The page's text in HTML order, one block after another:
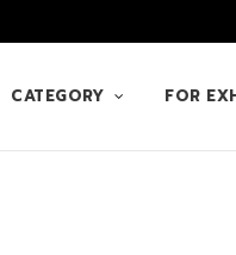
CATEGORY FOR